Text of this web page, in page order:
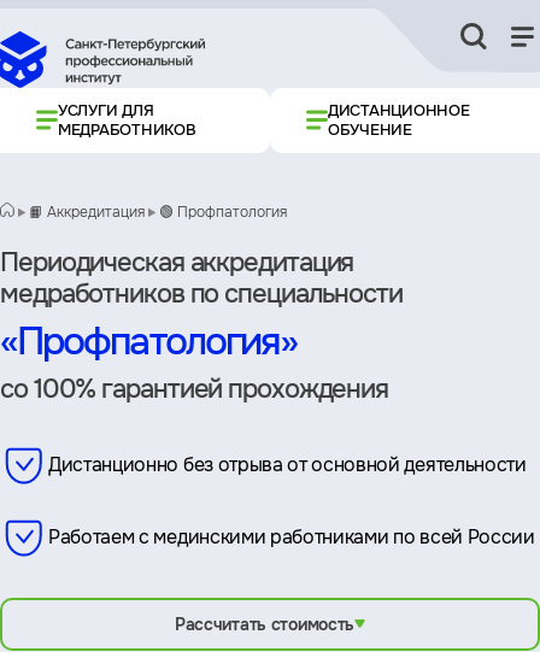
УСЛУГИ ДЛЯ
МЕДРАБОТНИКОВ
ДИСТАНЦИОННОЕ
ОБУЧЕНИЕ
📙 Аккредитация 🟢 Профпатология
Периодическая аккредитация
медработников по специальности
«Профпатология»
со 100% гарантией прохождения
Дистанционно без отрыва от основной деятельности
Работаем с мединскими работниками по всей России
Рассчитать стоимость